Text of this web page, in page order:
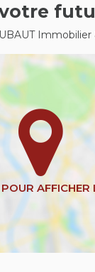
Immobilier